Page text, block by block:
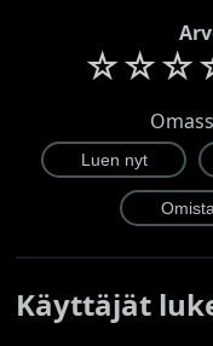
☆☆☆
Käyttäjät